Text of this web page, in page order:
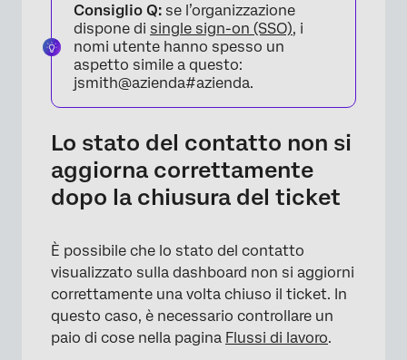
Consiglio Q: se l’organizzazione
dispone di single sign-on (SSO), i
nomi utente hanno spesso un
aspetto simile a questo:
jsmith@azienda#azienda.
Lo stato del contatto non si
aggiorna correttamente
dopo la chiusura del ticket
È possibile che lo stato del contatto
visualizzato sulla dashboard non si aggiorni
correttamente una volta chiuso il ticket. In
questo caso, è necessario controllare un
paio di cose nella pagina Flussi di lavoro.